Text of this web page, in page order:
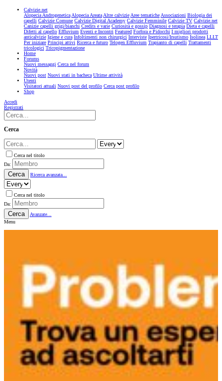
Calvizie.net
Alopecia AndrogeneticaAlopecia AreataAltre calvizieAree tematicheAssociazioni Biologia dei
capelli Calvizie Comune Calvizie Digital Academy Calvizie Femminile Calvizie TV Calvizie.net
Canizie capelli grigi/bianchi Credits e varie Curiosità e gossip Diagnosi e terapia Dieta e capelli
Difetti al capello Effluvium Eventi e Incontri Featured Forfora e Pidocchi I migliori prodotti
anticalvizie Igiene e cura Infoltimenti non chirurgici Interviste Ipertricosi/Irsutismo Isolinea LLLT
Per iniziare Principi attivi Ricerca e futuro Telogen Effluvium Trapianto di capelli Trattamenti
tricologici Tricopigmentazione
Home
Forums
Nuovi messaggi Cerca nel forum
Novità
Nuovi post Nuovi stati in bacheca Ultime attività
Utenti
Visitatori attuali Nuovi post del profilo Cerca post profilo
Shop
Accedi
Registrati
Cerca
Cerca nel titolo
Da:
Cerca Ricerca avanzata...
Cerca nel titolo
Da:
Cerca
Avanzate...
Menu